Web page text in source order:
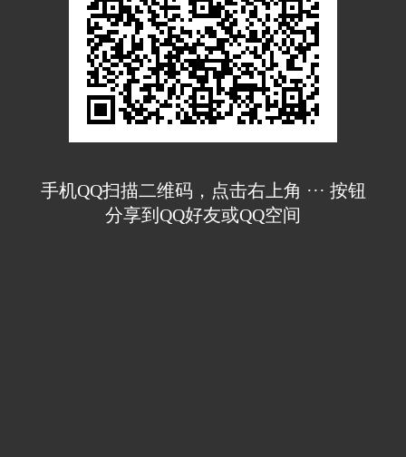
手机QQ扫描二维码，点击右上角 ··· 按钮
分享到QQ好友或QQ空间